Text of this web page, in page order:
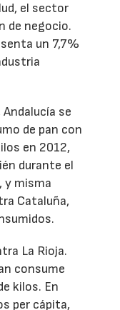
el sector
de negocio.
un 7,7%
se
de pan con
en 2012,
durante el
y misma
Cataluña,
La Rioja.
consume
kilos. En
per cápita,